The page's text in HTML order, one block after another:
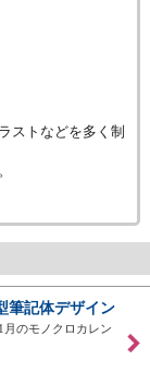
ストなどを多く制
筆記体デザイン
のモノクロカレン